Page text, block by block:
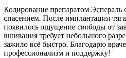
Кодирование препаратом Эспераль
спасением. После имплантации
появилось ощущение свободы от
вшивания требует небольшого
зажило всё быстро. Благодарю
профессионализм и поддержку!